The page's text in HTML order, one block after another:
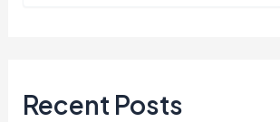
Recent Posts